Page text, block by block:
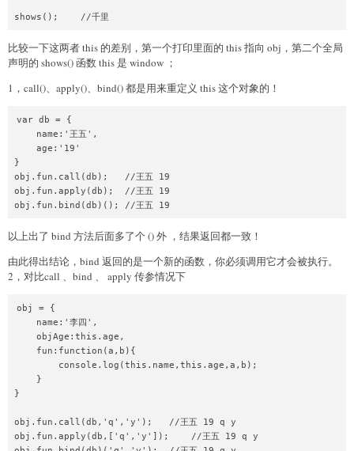
比较一下这两者 this 的差别，第一个打印里面的 this 指向 obj，第二个全局
声明的 shows() 函数 this 是 window ；
1，call()、apply()、bind() 都是用来重定义 this 这个对象的！
var db = {
    name:'王五',
    age:'19'
}
obj.fun.call(db);   //王五 19
obj.fun.apply(db);  //王五 19
obj.fun.bind(db)(); //王五 19
以上出了 bind 方法后面多了个 () 外 ，结果返回都一致！
由此得出结论，bind 返回的是一个新的函数，你必须调用它才会被执行。
2，对比call 、bind 、 apply 传参情况下
obj = {
    name:'李四',
    objAge:this.age,
    fun:function(a,b){
        console.log(this.name,this.age,a,b);
    }
}
obj.fun.call(db,'q','y');   //王五 19 q y
obj.fun.apply(db,['q','y']);    //王五 19 q y